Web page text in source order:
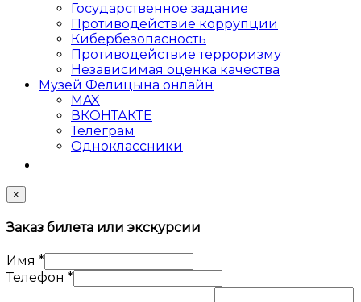
Государственное задание
Противодействие коррупции
Кибер­безопасность
Противодействие терроризму
Независимая оценка качества
Музей Фелицына онлайн
MAX
ВКОНТАКТЕ
Телеграм
Одноклассники
×
Заказ билета или экскурсии
Имя *
Телефон *